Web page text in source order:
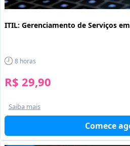
ITIL: Gerenciamento de Serviços
8 horas
R$ 29,90
Saiba mais
Comece